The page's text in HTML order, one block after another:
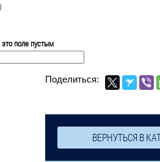
это поле пустым
Поделиться:
ВЕРНУТЬСЯ В